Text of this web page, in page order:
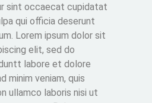
sint occaecat cupidatat
qui officia deserunt
Lorem ipsum dolor sit
elit, sed do
labore et dolore
minim veniam, quis
ullamco laboris nisi ut